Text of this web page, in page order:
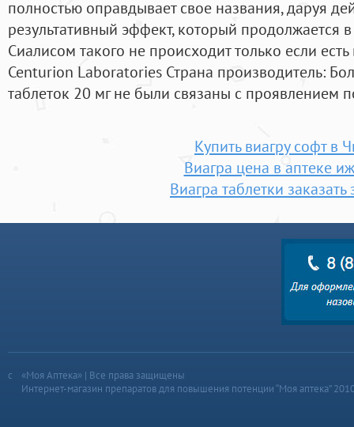
полностью оправдывает свое названия, даруя
результативный эффект, который продолжается
Сиалисом такого не происходит только если
Centurion Laboratories Страна производитель:
таблеток 20 мг не были связаны с проявлением
Купить виагру софт в
Виагра цена в аптеке
Виагра таблетки заказать
«Моя Аптека» | Все права защищены
Интернет-магазин препаратов для повышения потенции “Моя аптека”